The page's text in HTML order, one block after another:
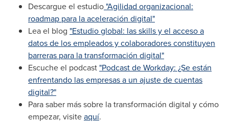
Descargue el estudio "Agilidad organizacional:
roadmap para la aceleración digital"
Lea el blog "Estudio global: las skills y el acceso a
datos de los empleados y colaboradores constituyen
barreras para la transformación digital"
Escuche el podcast "Podcast de Workday: ¿Se están
enfrentando las empresas a un ajuste de cuentas
digital?"
Para saber más sobre la transformación digital y cómo
empezar, visiteaquí.